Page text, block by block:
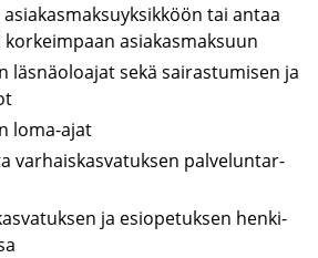
tai antaa
asia­kas­mak­suun
läs­nä­oloa­jat sekä sai­ras­tu­mi­sen ja
loma-​ajat
var­hais­kas­va­tuk­sen pal­ve­lun­tar­
ja esio­pe­tuk­sen hen­ki­